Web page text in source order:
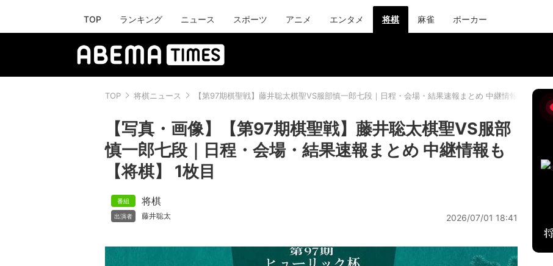
TOP ランキング ニュース スポーツ アニメ エンタメ 将棋 麻雀 ポーカー
TOP 将棋ニュース 【第97期棋聖戦】藤井聡太棋聖VS服部慎一郎七段｜日程・会場・結果速報まとめ 中継情報も【将棋】
【写真・画像】【第97期棋聖戦】藤井聡太棋聖VS服部
慎一郎七段｜日程・会場・結果速報まとめ 中継情報も
【将棋】 1枚目
将棋
藤井聡太 2026/07/01 18:41